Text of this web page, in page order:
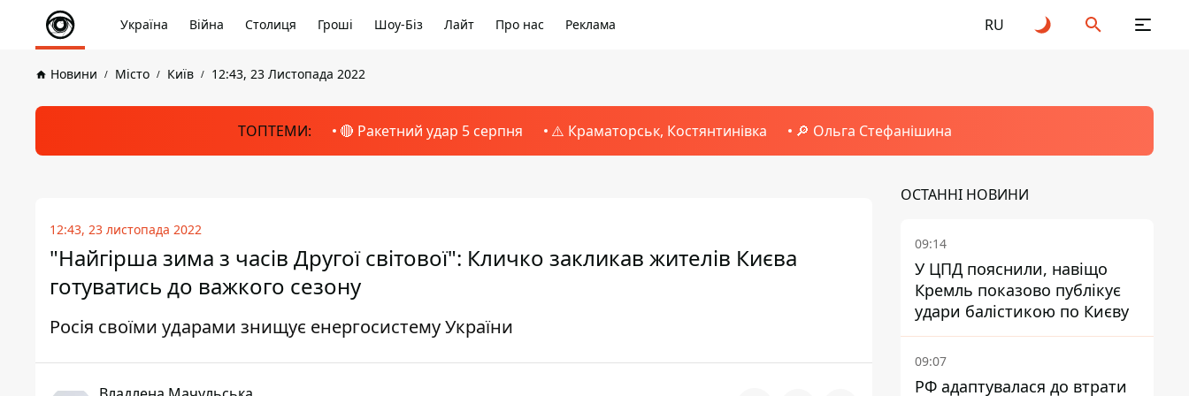
Україна Війна Столиця Гроші Шоу-Біз Лайт Про нас Реклама RU
Новини Місто Київ 12:43, 23 Листопада 2022
ТОПТЕМИ: 🔴 Ракетний удар 5 серпня ⚠️ Краматорськ, Костянтинівка 🔎 Ольга Стефанішина
12:43, 23 листопада 2022
"Найгірша зима з часів Другої світової": Кличко закликав жителів Києва
готуватись до важкого сезону
Росія своїми ударами знищує енергосистему України
ОСТАННІ НОВИНИ
09:14
У ЦПД пояснили, навіщо
Кремль показово публікує
удари балістикою по Києву
09:07
РФ адаптувалася до втрати